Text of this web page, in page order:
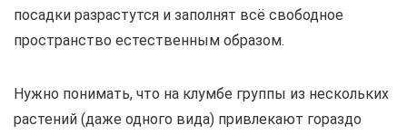
посадки разрастутся и заполнят всё свободное
пространство естественным образом.
Нужно понимать, что на клумбе группы из нескольких
растений (даже одного вида) привлекают гораздо